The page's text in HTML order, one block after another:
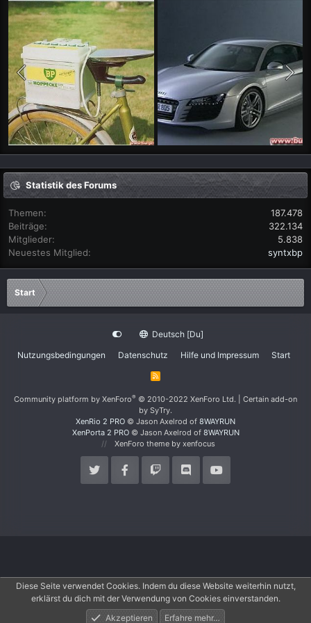
Statistik des Forums
Themen
187.478
Beiträge
322.134
Mitglieder
5.838
Neuestes Mitglied
syntxbp
Start
Deutsch [Du]
Nutzungsbedingungen
Datenschutz Hilfe und Impressum Start
R
Community platform by XenForo® © 2010-2022 XenForo Ltd.
Certain add-on
by SyTry.
XenRio 2 PRO © Jason Axelrod of 8WAYRUN
XenPorta 2 PRO© Jason Axelrod of 8WAYRUN
XenForo theme by xenfocus
Diese Seite verwendet Cookies. Indem du diese Website weiterhin nutzt,
erklärst du dich mit der Verwendung von Cookies einverstanden.
Akzeptieren
Erfahre mehr…